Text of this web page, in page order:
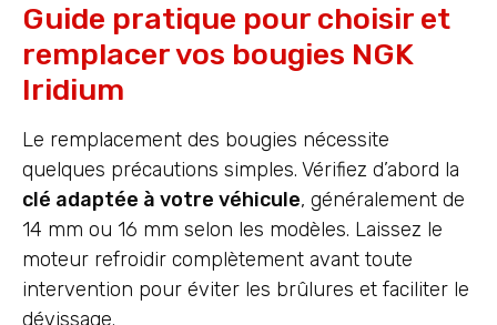
Guide pratique pour choisir et
remplacer vos bougies NGK
Iridium
Le remplacement des bougies nécessite
quelques précautions simples. Vérifiez d’abord la
clé adaptée à votre véhicule, généralement de
14 mm ou 16 mm selon les modèles. Laissez le
moteur refroidir complètement avant toute
intervention pour éviter les brûlures et faciliter le
dévissage.